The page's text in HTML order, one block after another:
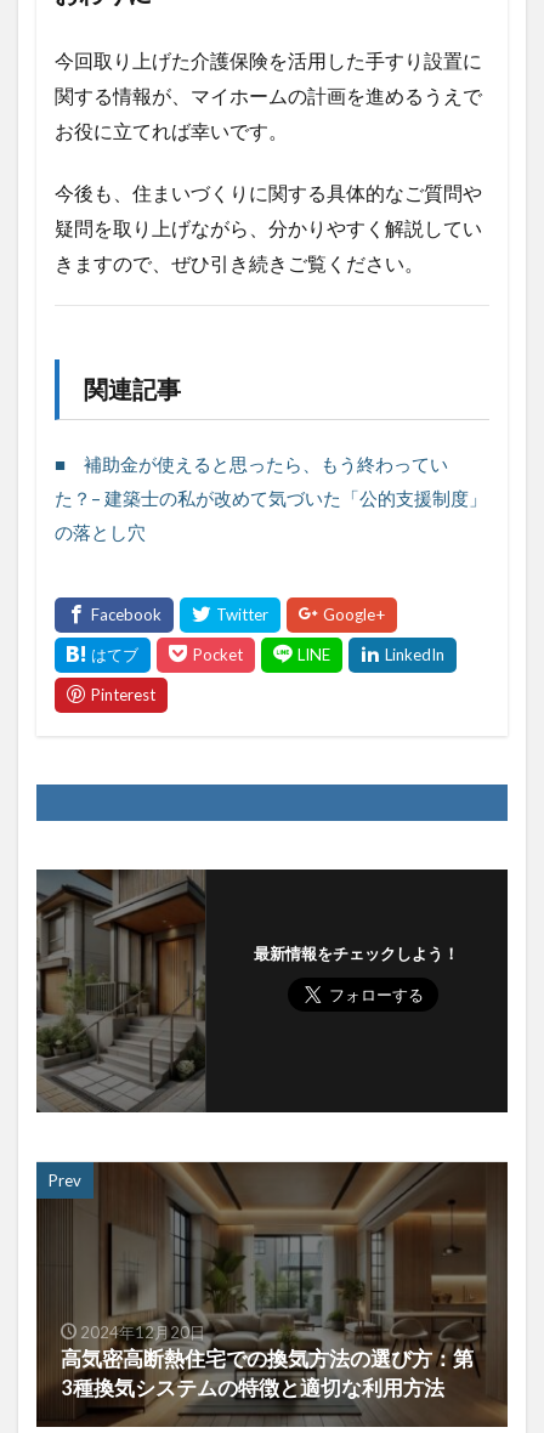
今回取り上げた介護保険を活用した手すり設置に
関する情報が、マイホームの計画を進めるうえで
お役に立てれば幸いです。
今後も、住まいづくりに関する具体的なご質問や
疑問を取り上げながら、分かりやすく解説してい
きますので、ぜひ引き続きご覧ください。
関連記事
■ 補助金が使えると思ったら、もう終わってい
た？– 建築士の私が改めて気づいた「公的支援制度」
の落とし穴
最新情報をチェックしよう！
Prev
2024年12月20日
高気密高断熱住宅での換気方法の選び方：第
3種換気システムの特徴と適切な利用方法